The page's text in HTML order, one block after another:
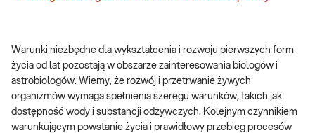
Warunki niezbędne dla wykształcenia i rozwoju pierwszych form
życia od lat pozostają w obszarze zainteresowania biologów i
astrobiologów. Wiemy, że rozwój i przetrwanie żywych
organizmów wymaga spełnienia szeregu warunków, takich jak
dostępność wody i substancji odżywczych. Kolejnym czynnikiem
warunkującym powstanie życia i prawidłowy przebieg procesów